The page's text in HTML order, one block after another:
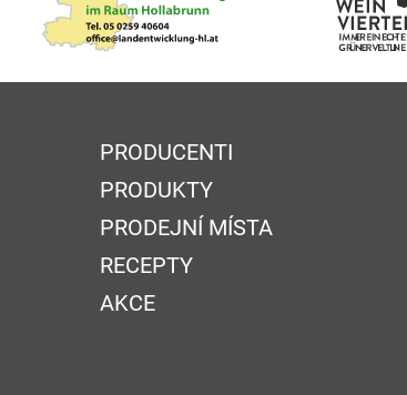
PRODUCENTI
PRODUKTY
PRODEJNÍ MÍSTA
RECEPTY
AKCE